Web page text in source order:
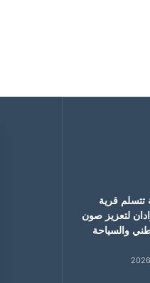
تتسلم قرية
لتعزيز صون
والسياحة